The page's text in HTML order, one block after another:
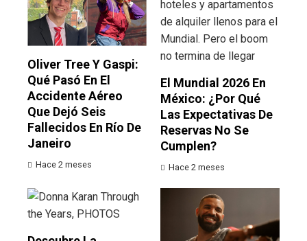
Oliver Tree Y Gaspi:
Qué Pasó En El
Accidente Aéreo
Que Dejó Seis
Fallecidos En Río De
Janeiro
Hace 2 meses
El Mundial 2026 En
México: ¿por Qué
Las Expectativas De
Reservas No Se
Cumplen?
Hace 2 meses